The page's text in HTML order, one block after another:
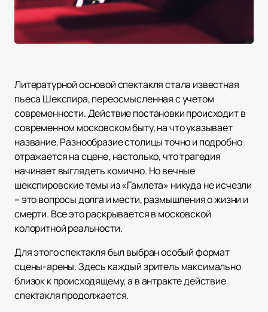
Литературной основой спектакля стала известная
пьеса Шекспира, переосмысленная с учетом
современности. Действие постановки происходит в
современном московском быту, на что указывает
название. Разнообразие столицы точно и подробно
отражается на сцене, настолько, что трагедия
начинает выглядеть комично. Но вечные
шекспировские темы из «Гамлета» никуда не исчезли
– это вопросы долга и мести, размышления о жизни и
смерти. Все это раскрывается в московской
колоритной реальности.
Для этого спектакля был выбран особый формат
сцены-арены. Здесь каждый зритель максимально
близок к происходящему, а в антракте действие
спектакля продолжается.